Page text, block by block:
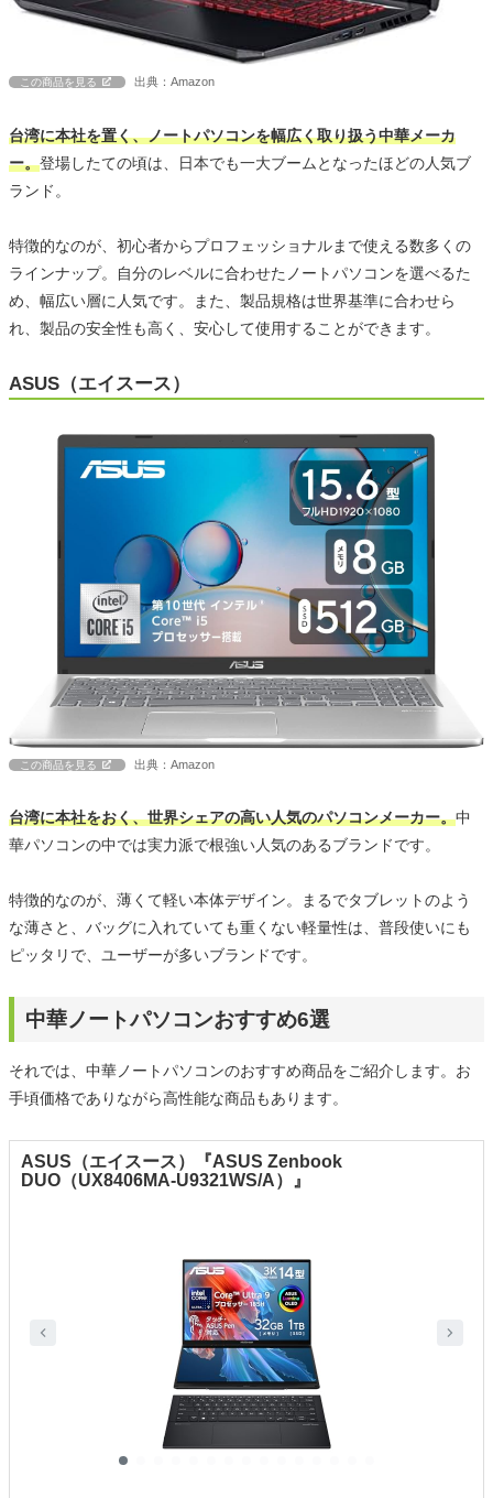
この商品を見る 出典：Amazon
台湾に本社を置く、ノートパソコンを幅広く取り扱う中華メーカ
ー。登場したての頃は、日本でも一大ブームとなったほどの人気ブ
ランド。
特徴的なのが、初心者からプロフェッショナルまで使える数多くの
ラインナップ。自分のレベルに合わせたノートパソコンを選べるた
め、幅広い層に人気です。また、製品規格は世界基準に合わせら
れ、製品の安全性も高く、安心して使用することができます。
ASUS（エイスース）
この商品を見る 出典：Amazon
台湾に本社をおく、世界シェアの高い人気のパソコンメーカー。中
華パソコンの中では実力派で根強い人気のあるブランドです。
特徴的なのが、薄くて軽い本体デザイン。まるでタブレットのよう
な薄さと、バッグに入れていても重くない軽量性は、普段使いにも
ピッタリで、ユーザーが多いブランドです。
中華ノートパソコンおすすめ6選
それでは、中華ノートパソコンのおすすめ商品をご紹介します。お
手頃価格でありながら高性能な商品もあります。
ASUS（エイスース）『ASUS Zenbook
DUO（‎UX8406MA-U9321WS/A）』